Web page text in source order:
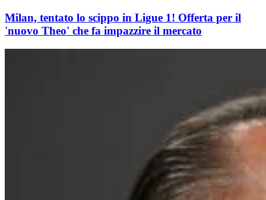
Milan, tentato lo scippo in Ligue 1! Offerta per il
'nuovo Theo' che fa impazzire il mercato